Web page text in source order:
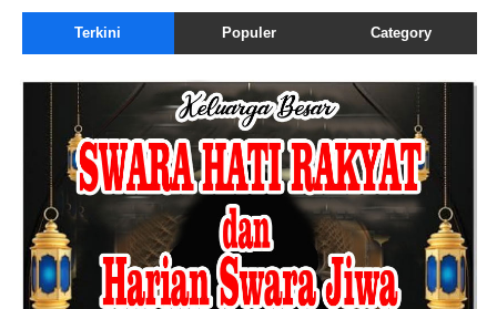
Terkini Populer Category